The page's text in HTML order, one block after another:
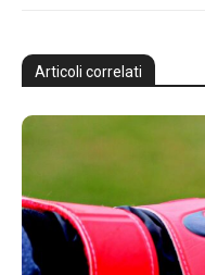
Articoli correlati